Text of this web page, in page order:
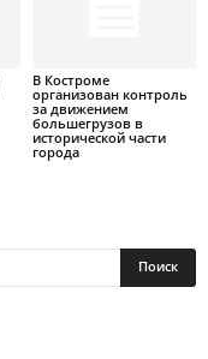
В Костроме
организован контроль
за движением
большегрузов в
исторической части
города